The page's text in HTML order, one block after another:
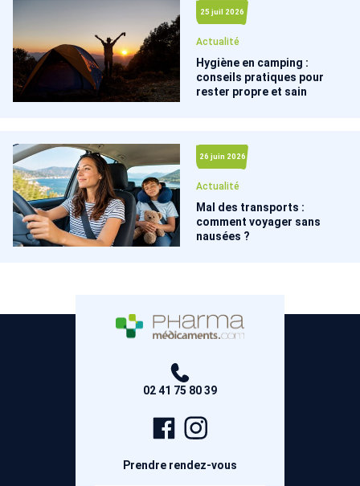
25 juil 2026
Actualité
Hygiène en camping :
conseils pratiques pour
rester propre et sain
26 juin 2026
Actualité
Mal des transports :
comment voyager sans
nausées ?
02 41 75 80 39
Page
Facebook
Prendre rendez-vous